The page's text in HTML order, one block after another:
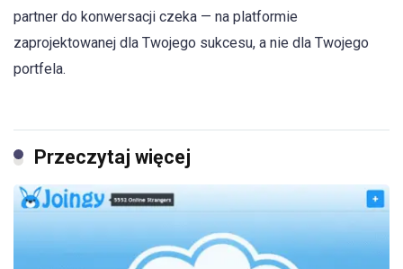
partner do konwersacji czeka — na platformie
zaprojektowanej dla Twojego sukcesu, a nie dla Twojego
portfela.
Przeczytaj więcej